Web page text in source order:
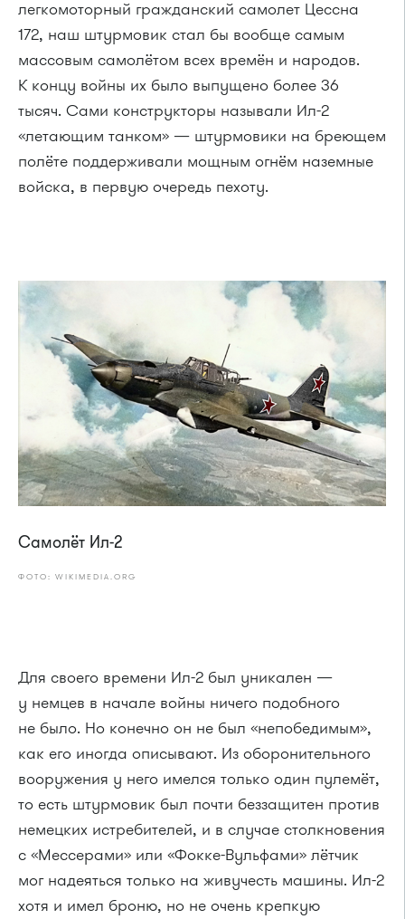
легкомоторный гражданский самолет Цессна
172, наш штурмовик стал бы вообще самым
массовым самолётом всех времён и народов.
К концу войны их было выпущено более 36
тысяч. Сами конструкторы называли Ил-2
«летающим танком» — штурмовики на бреющем
полёте поддерживали мощным огнём наземные
войска, в первую очередь пехоту.
Самолёт Ил-2
ФОТО: WIKIMEDIA.ORG
Для своего времени Ил-2 был уникален —
у немцев в начале войны ничего подобного
не было. Но конечно он не был «непобедимым»,
как его иногда описывают. Из оборонительного
вооружения у него имелся только один пулемёт,
то есть штурмовик был почти беззащитен против
немецких истребителей, и в случае столкновения
с «Мессерами» или «Фокке-Вульфами» лётчик
мог надеяться только на живучесть машины. Ил-2
хотя и имел броню, но не очень крепкую